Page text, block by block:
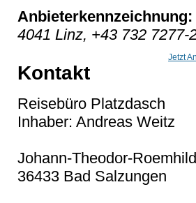
Anbieterkennzeichnung:
4041 Linz, +43 732 7277-
Jetzt
Kontakt
Reisebüro Platzdasch
Inhaber: Andreas Weitz
Johann-Theodor-
36433 Bad Salzungen